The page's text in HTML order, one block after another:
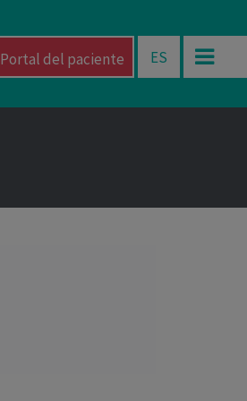
Portal del paciente ES